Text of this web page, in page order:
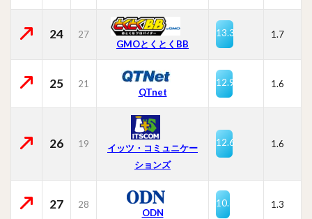
24
27
GMOとくとくBB
13.3 1.7
25 21
QTnet
12.9 1.6
26 19
イッツ・コミュニケー
ションズ
12.6 1.6
27 28
ODN
10.6 1.3